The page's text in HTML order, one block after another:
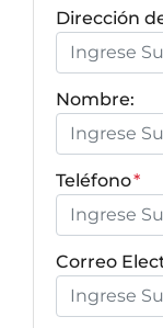
Dirección
Nombre:
Teléfono*
Correo